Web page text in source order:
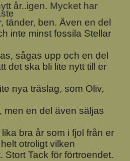
år..igen. Mycket har
tänder, ben. Även en del
inte minst fossila Stellar
sågas upp och en del
det ska bli lite nytt till er
nya träslag, som Oliv,
men en del även säljas
bra år som i fjol från er
otroligt vilken
Stort Tack för förtroendet.